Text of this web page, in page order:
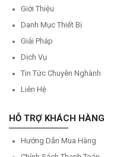
Giới Thiệu
Danh Mục Thiết Bị
Giải Pháp
Dịch Vụ
Tin Tức Chuyên Nghành
Liên Hệ
HỖ TRỢ KHÁCH HÀNG
Hướng Dẫn Mua Hàng